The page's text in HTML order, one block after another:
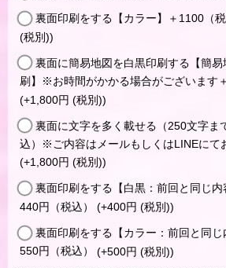
裏面印刷をする【カラー】＋1100（税
(税別))
裏面に簡易地図を白黒印刷する【簡
刷】※お時間がかかる場合がございます
(+1,800円 (税別))
裏面に文字を多く載せる（250文字ま
込）※ご内容はメールもしくはLINEにて
(+1,800円 (税別))
裏面印刷をする【白黒：前回と同じ内
440円（税込） (+400円 (税別))
裏面印刷をする【カラー：前回と同じ
550円（税込） (+500円 (税別))